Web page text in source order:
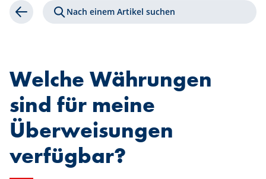
Zurück Nach einem Artikel suchen
Welche Währungen
sind für meine
Überweisungen
verfügbar?